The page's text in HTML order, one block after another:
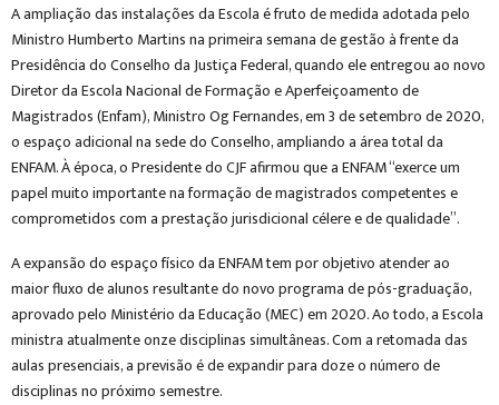
A ampliação das instalações da Escola é fruto de medida adotada pelo
Ministro Humberto Martins na primeira semana de gestão à frente da
Presidência do Conselho da Justiça Federal, quando ele entregou ao novo
Diretor da Escola Nacional de Formação e Aperfeiçoamento de
Magistrados (Enfam), Ministro Og Fernandes, em 3 de setembro de 2020,
o espaço adicional na sede do Conselho, ampliando a área total da
ENFAM. À época, o Presidente do CJF afirmou que a ENFAM “exerce um
papel muito importante na formação de magistrados competentes e
comprometidos com a prestação jurisdicional célere e de qualidade”.
A expansão do espaço físico da ENFAM tem por objetivo atender ao
maior fluxo de alunos resultante do novo programa de pós-graduação,
aprovado pelo Ministério da Educação (MEC) em 2020. Ao todo, a Escola
ministra atualmente onze disciplinas simultâneas. Com a retomada das
aulas presenciais, a previsão é de expandir para doze o número de
disciplinas no próximo semestre.